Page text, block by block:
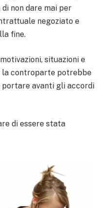
non dare mai per
negoziato e
fine.
situazioni e
la controparte potrebbe
portare avanti gli accordi
di essere stata